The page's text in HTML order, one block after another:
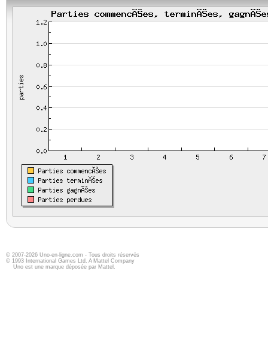
© 2007-2026 Uno-en-ligne.com - Tous droits réservés
© 1993 International Games Ltd. A Mattel Company
Uno est une marque déposée par Mattel.